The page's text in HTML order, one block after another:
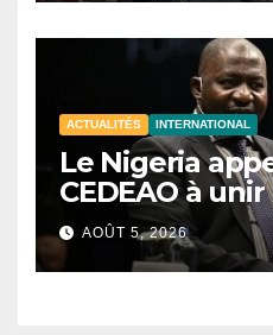
ACTUALITÉS INTERNATIONAL
Le Nigeria
CEDEAO à
contre le
AOÛT 5, 2026